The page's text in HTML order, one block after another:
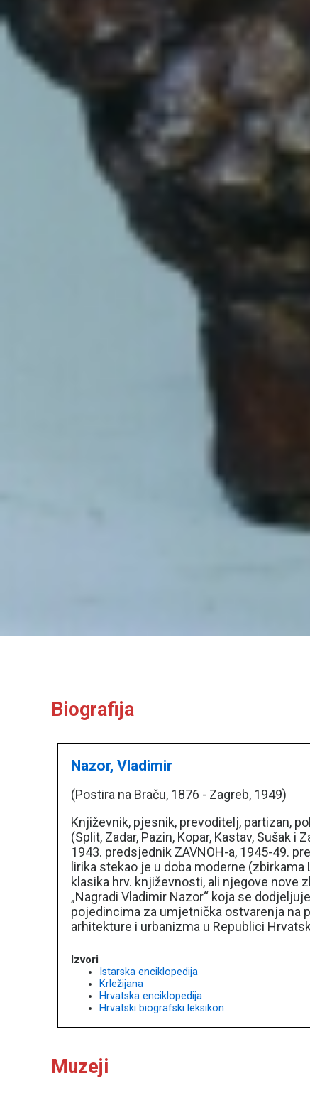
Biografija
Nazor, Vladimir
(Postira na Braču, 1876 - Zagreb, 1949)
Književnik, pjesnik, prevoditelj, partizan,
(Split, Zadar, Pazin, Kopar, Kastav, Sušak
1943. predsjednik ZAVNOH-a, 1945-49.
lirika stekao je u doba moderne
klasika hrv. književnosti, ali njegove nove
„Nagradi Vladimir Nazor“ koja se
pojedincima za umjetnička ostvarenja na
arhitekture i urbanizma u Republici
Izvori
Istarska enciklopedija
Krležijana
Hrvatska enciklopedija
Hrvatski biografski leksikon
Muzeji